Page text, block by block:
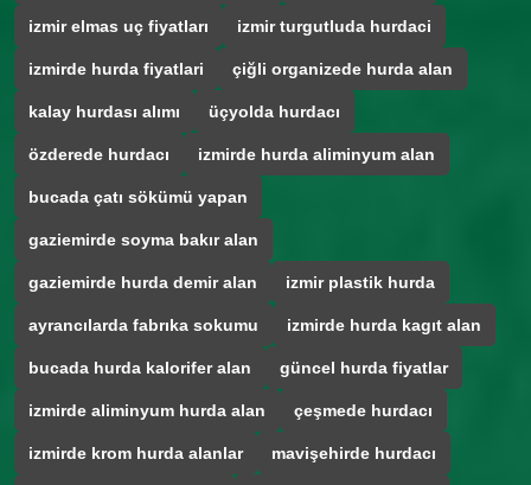
izmir elmas uç fiyatları izmir turgutluda hurdaci
izmirde hurda fiyatlari çiğli organizede hurda alan
kalay hurdası alımı üçyolda hurdacı
özderede hurdacı izmirde hurda aliminyum alan
bucada çatı sökümü yapan
gaziemirde soyma bakır alan
gaziemirde hurda demir alan izmir plastik hurda
ayrancılarda fabrıka sokumu izmirde hurda kagıt alan
bucada hurda kalorifer alan güncel hurda fiyatlar
izmirde aliminyum hurda alan çeşmede hurdacı
izmirde krom hurda alanlar mavişehirde hurdacı